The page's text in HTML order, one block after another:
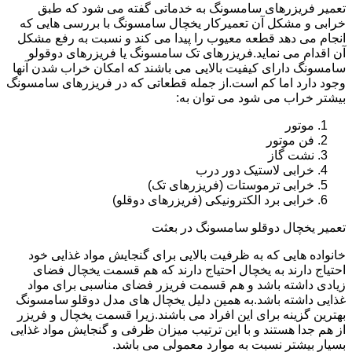
تعمیر فریزرهای سامسونگ به خدماتی گفته می شود که طبق
خرابی و مشکل آن تعمیرکار یخچال سامسونگ با بررسی هایی که
انجام می دهد قطعه معیوب را پیدا می کند و نسبت به رفع مشکل
آن اقدام می نماید.فریزرهای تک سامسونگ یا فریزرهای دوقولو
سامسونگ دارای کیفیت بالایی می باشند که امکان خراب شدن آنها
وجود دارد اما کم است.از جمله قطعاتی که در فریزرهای سامسونگ
بیشتر خراب می شود می توان به:
موتور
فن موتور
نشت گاز
خرابی لاستیک دور درب
خرابی ترموستات (فریزرهای تک)
خرابی برد الکترونیکی (فریزرهای دوقلو)
تعمیر یخچال دوقلو سامسونگ در بعثت
خانواده هایی که به ظرفیت بالایی برای گنجایش مواد غذایی خود
احتیاج دارند به یخچال احتیاج دارند که هم قسمت یخچال فضای
زیادی داشته باشد و هم قسمت فریزر فضای مناسبی برای مواد
غذایی داشته باشد.به همین دلیل یخچال های مدل دوقلو سامسونگ
بهترین گزینه برای این افراد می باشند.زیرا قسمت یخچال و فریزر
از هم جدا هستند و با این ترتیب میزان ظرفی و گنجایش مواد غذایی
بسیار بیشتر نسبت به موارد معمولی می باشد.